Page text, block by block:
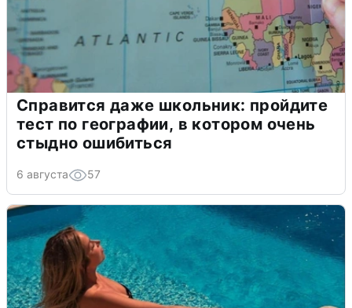
Справится даже школьник: пройдите
тест по географии, в котором очень
стыдно ошибиться
6 августа 57